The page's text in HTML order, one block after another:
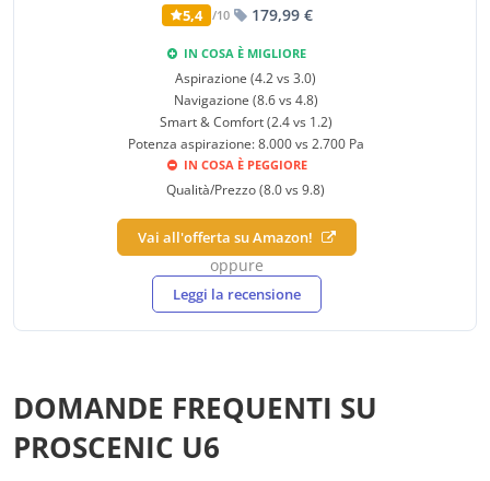
5,4 /10 179,99 €
IN COSA È MIGLIORE
Aspirazione (4.2 vs 3.0)
Navigazione (8.6 vs 4.8)
Smart & Comfort (2.4 vs 1.2)
Potenza aspirazione: 8.000 vs 2.700 Pa
IN COSA È PEGGIORE
Qualità/Prezzo (8.0 vs 9.8)
Vai all'offerta su Amazon!
oppure
Leggi la recensione
DOMANDE FREQUENTI SU
PROSCENIC U6